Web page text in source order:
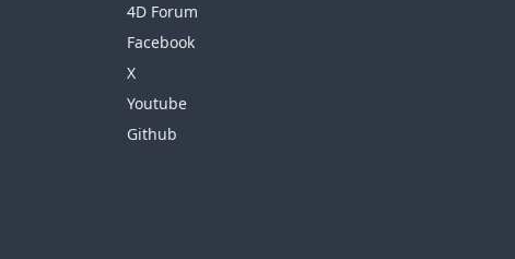
4D Forum
Facebook
X
Youtube
Github